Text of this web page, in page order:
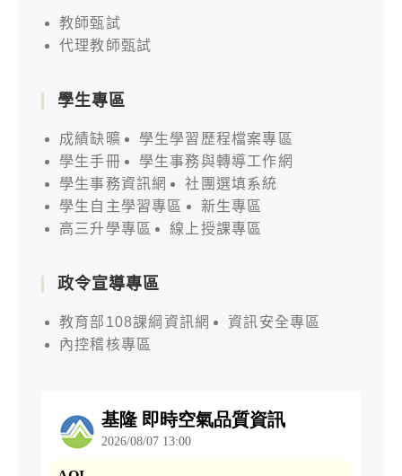
教師甄試
代理教師甄試
學生專區
成績缺曠
學生學習歷程檔案專區
學生手冊
學生事務與轉導工作網
學生事務資訊網
社團選填系統
學生自主學習專區
新生專區
高三升學專區
線上授課專區
政令宣導專區
教育部108課綱資訊網
資訊安全專區
內控稽核專區